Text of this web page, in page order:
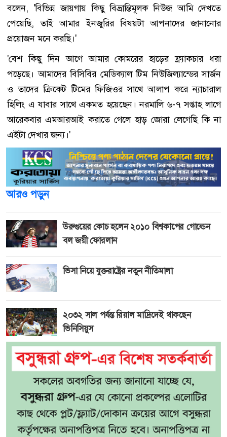
বলেন, 'বিভিন্ন জায়গায় কিছু বিভ্রান্তিমূলক নিউজ আমি দেখতে
পেয়েছি, তাই আমার ইনজুরির বিষয়টা আপনাদের জানানোর
প্রয়োজন মনে করছি।'
'বেশ কিছু দিন আগে আমার কোমরের হাড়ের ফ্র্যাকচার ধরা
পড়েছে। আমাদের বিসিবির মেডিক্যাল টিম নিউজিল্যান্ডের সার্জন
ও তাদের ক্রিকেট টিমের ফিজিওর সাথে আলাপ করে ন্যাচারাল
হিলিং এ যাবার সাথে একমত হয়েছেন। নরমালি ৬-৭ সপ্তাহ লাগে
আরেকবার এমআরআই করাতে গেলে হাড় জোরা লেগেছি কি না
এইটা দেখার জন্য।'
আরও পড়ুন
উরুগুয়ের কোচ হলেন ২০১০ বিশ্বকাপের গোল্ডেন
বল জয়ী ফোরলান
ভিসা নিয়ে যুক্তরাষ্ট্রের নতুন নীতিমালা
২০৩২ সাল পর্যন্ত রিয়াল মাদ্রিদেই থাকছেন
ভিনিসিয়ুস